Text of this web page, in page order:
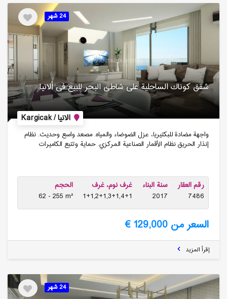
24 شهر
شقق كوناك الساحلیة على شاطئ البحر للبیع فی ألانیا
الانيا / Kargicak
واجهة مضادة للبكتيريا، عزل الضوضاء والمياه. مصعد واسع وحديث. نظام
إنذار الحريق نظام الأقمار الصناعية المركزي. حماية وتتبع الكاميرات
رقم العقار
7486
سنة البناء
2017
غرف نوم، غرف
1+1,2+1,3+1,4+1
الحجم
62 - 255 m²
السعر من 129,000 €
إقرأ المزيد
24 شهر